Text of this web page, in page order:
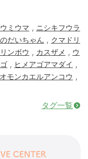
ミウマ , ニシキフウラ
だいちゃん , クマドリ
ンボウ , カスザメ , ウ
, ヒメアゴアマダイ ,
モンカエルアンコウ ,
タグ一覧